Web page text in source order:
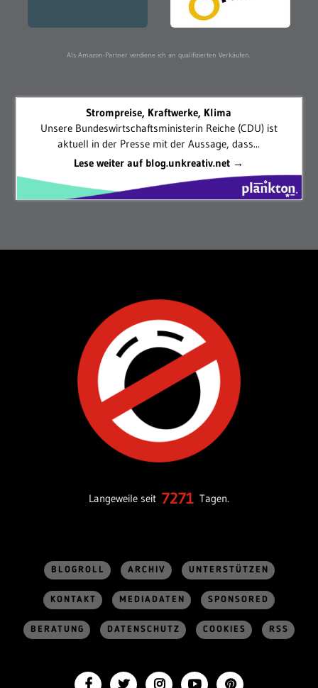
Als Amazon-Partner verdiene ich an qualifizierten Verkäufen.
Strompreise, Kraftwerke, Klima
Unsere Bundeswirtschaftsministerin Reiche (CDU) ist
aktuell in der Presse mit der Aussage, dass...
Lese weiter auf blog.unkreativ.net →
Langeweile seit 7271 Tagen.
BLOGROLL ARCHIV UNTERSTÜTZEN
KONTAKT MEDIADATEN SPONSORED
BERATUNG DATENSCHUTZ COOKIES RSS